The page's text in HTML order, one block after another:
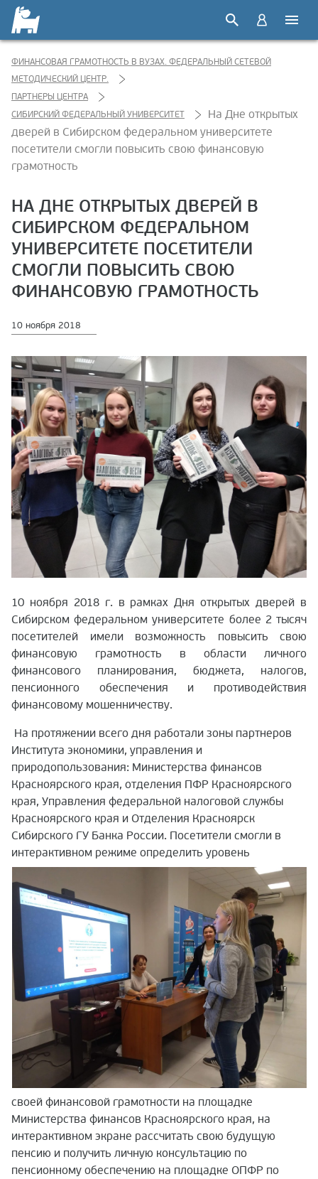
ФИНАНСОВАЯ ГРАМОТНОСТЬ В ВУЗАХ. ФЕДЕРАЛЬНЫЙ СЕТЕВОЙ
МЕТОДИЧЕСКИЙ ЦЕНТР.
ПАРТНЕРЫ ЦЕНТРА
СИБИРСКИЙ ФЕДЕРАЛЬНЫЙ УНИВЕРСИТЕТ
На Дне открытых
дверей в Сибирском федеральном университете
посетители смогли повысить свою финансовую
грамотность
НА ДНЕ ОТКРЫТЫХ ДВЕРЕЙ В
СИБИРСКОМ ФЕДЕРАЛЬНОМ
УНИВЕРСИТЕТЕ ПОСЕТИТЕЛИ
СМОГЛИ ПОВЫСИТЬ СВОЮ
ФИНАНСОВУЮ ГРАМОТНОСТЬ
10 ноября 2018
10 ноября 2018 г. в рамках Дня открытых дверей в
Сибирском федеральном университете более 2 тысяч
посетителей имели возможность повысить свою
финансовую грамотность в области личного
финансового планирования, бюджета, налогов,
пенсионного обеспечения и противодействия
финансовому мошенничеству.
На протяжении всего дня работали зоны партнеров
Института экономики, управления и
природопользования: Министерства финансов
Красноярского края, отделения ПФР Красноярского
края, Управления федеральной налоговой службы
Красноярского края и Отделения Красноярск
Сибирского ГУ Банка России. Посетители смогли в
интерактивном режиме определить уровень
своей финансовой грамотности на площадке
Министерства финансов Красноярского края, на
интерактивном экране рассчитать свою будущую
пенсию и получить личную консультацию по
пенсионному обеспечению на площадке ОПФР по